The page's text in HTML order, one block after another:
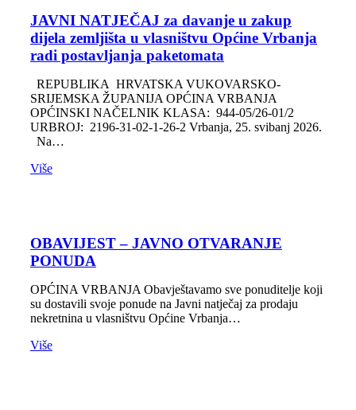
JAVNI NATJEČAJ za davanje u zakup
dijela zemljišta u vlasništvu Općine Vrbanja
radi postavljanja paketomata
REPUBLIKA HRVATSKA VUKOVARSKO-
SRIJEMSKA ŽUPANIJA OPĆINA VRBANJA
OPĆINSKI NAČELNIK KLASA: 944-05/26-01/2
URBROJ: 2196-31-02-1-26-2 Vrbanja, 25. svibanj 2026.
Na…
Više
OBAVIJEST – JAVNO OTVARANJE
PONUDA
OPĆINA VRBANJA Obavještavamo sve ponuditelje koji
su dostavili svoje ponude na Javni natječaj za prodaju
nekretnina u vlasništvu Općine Vrbanja…
Više